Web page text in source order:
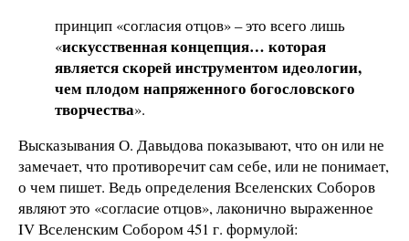
принцип «согласия отцов» – это всего лишь
«искусственная концепция… которая
является скорей инструментом идеологии,
чем плодом напряженного богословского
творчества».
Высказывания О. Давыдова показывают, что он или не
замечает, что противоречит сам себе, или не понимает,
о чем пишет. Ведь определения Вселенских Соборов
являют это «согласие отцов», лаконично выраженное
IV Вселенским Собором 451 г. формулой: